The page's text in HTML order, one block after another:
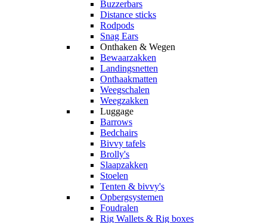
Buzzerbars
Distance sticks
Rodpods
Snag Ears
Onthaken & Wegen
Bewaarzakken
Landingsnetten
Onthaakmatten
Weegschalen
Weegzakken
Luggage
Barrows
Bedchairs
Bivvy tafels
Brolly's
Slaapzakken
Stoelen
Tenten & bivvy's
Opbergsystemen
Foudralen
Rig Wallets & Rig boxes